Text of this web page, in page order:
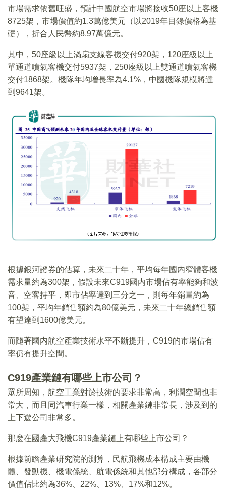
市場需求依舊旺盛，預計中國航空市場將接收50座以上客機
8725架，市場價值約1.3萬億美元（以2019年目錄價格為基
礎），折合人民幣約8.97萬億元。
其中，50座級以上渦扇支線客機交付920架，120座級以上
單通道噴氣客機交付5937架，250座級以上雙通道噴氣客機
交付1868架。機隊年均增長率為4.1%，中國機隊規模將達
到9641架。
根據銀河證券的估算，未來二十年，平均每年國内窄體客機
需求量約為300架，假設未來C919國内市場佔有率能夠和波
音、空客持平，即市佔率達到三分之一，則每年銷量約為
100架，平均年銷售額約為80億美元，未來二十年總銷售額
有望達到1600億美元。
而隨著國内航空產業技術水平不斷提升，C919的市場佔有
率仍有提升空間。
C919產業鏈有哪些上市公司？
眾所周知，航空工業對於技術的要求非常高，利潤空間也非
常大，而且同汽車行業一樣，相關產業鏈非常長，涉及到的
上下遊公司非常多。
那麽在國產大飛機C919產業鏈上有哪些上市公司？
根據前瞻產業研究院的測算，民航飛機成本構成主要由機
體、發動機、機電係統、航電係統和其他部分構成，各部分
價值佔比約為36%、22%、13%、17%和12%。